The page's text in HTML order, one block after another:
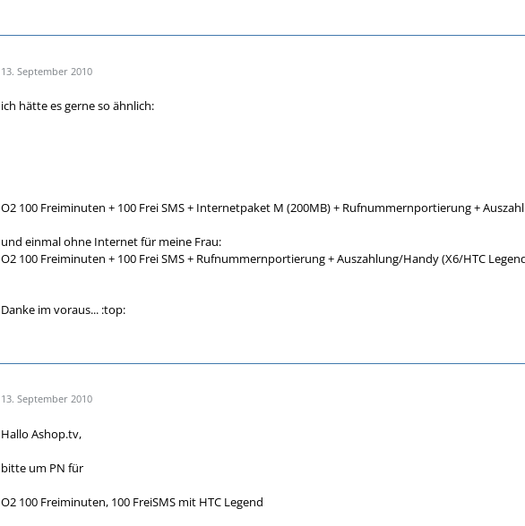
13. September 2010
ich hätte es gerne so ähnlich:
O2 100 Freiminuten + 100 Frei SMS + Internetpaket M (200MB) + Rufnummernportierung +
und einmal ohne Internet für meine Frau:
O2 100 Freiminuten + 100 Frei SMS + Rufnummernportierung + Auszahlung/Handy (X6/HTC
Danke im voraus... :top:
13. September 2010
Hallo Ashop.tv,
bitte um PN für
O2 100 Freiminuten, 100 FreiSMS mit HTC Legend